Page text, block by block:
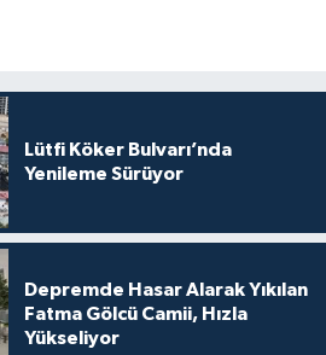
Lütfi Köker Bulvarı’nda
Yenileme Sürüyor
Depremde Hasar Alarak Yıkılan
Fatma Gölcü Camii, Hızla
Yükseliyor